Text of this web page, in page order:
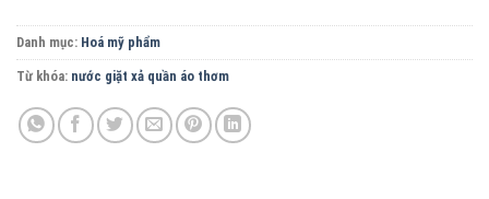
Danh mục: Hoá mỹ phẩm
Từ khóa: nước giặt xả quần áo thơm